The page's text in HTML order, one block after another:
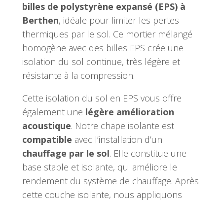
billes de polystyrène expansé (EPS) à
Berthen, idéale pour limiter les pertes
thermiques par le sol. Ce mortier mélangé
homogène avec des billes EPS crée une
isolation du sol continue, très légère et
résistante à la compression.
Cette isolation du sol en EPS vous offre
également une légère amélioration
acoustique. Notre chape isolante est
compatible avec l’installation d’un
chauffage par le sol. Elle constitue une
base stable et isolante, qui améliore le
rendement du système de chauffage. Après
cette couche isolante, nous appliquons